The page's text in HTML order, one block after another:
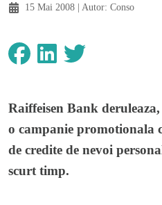
15 Mai 2008 | Autor: Conso
Raiffeisen Bank
o campanie promotionala
de credite de nevoi
scurt timp.